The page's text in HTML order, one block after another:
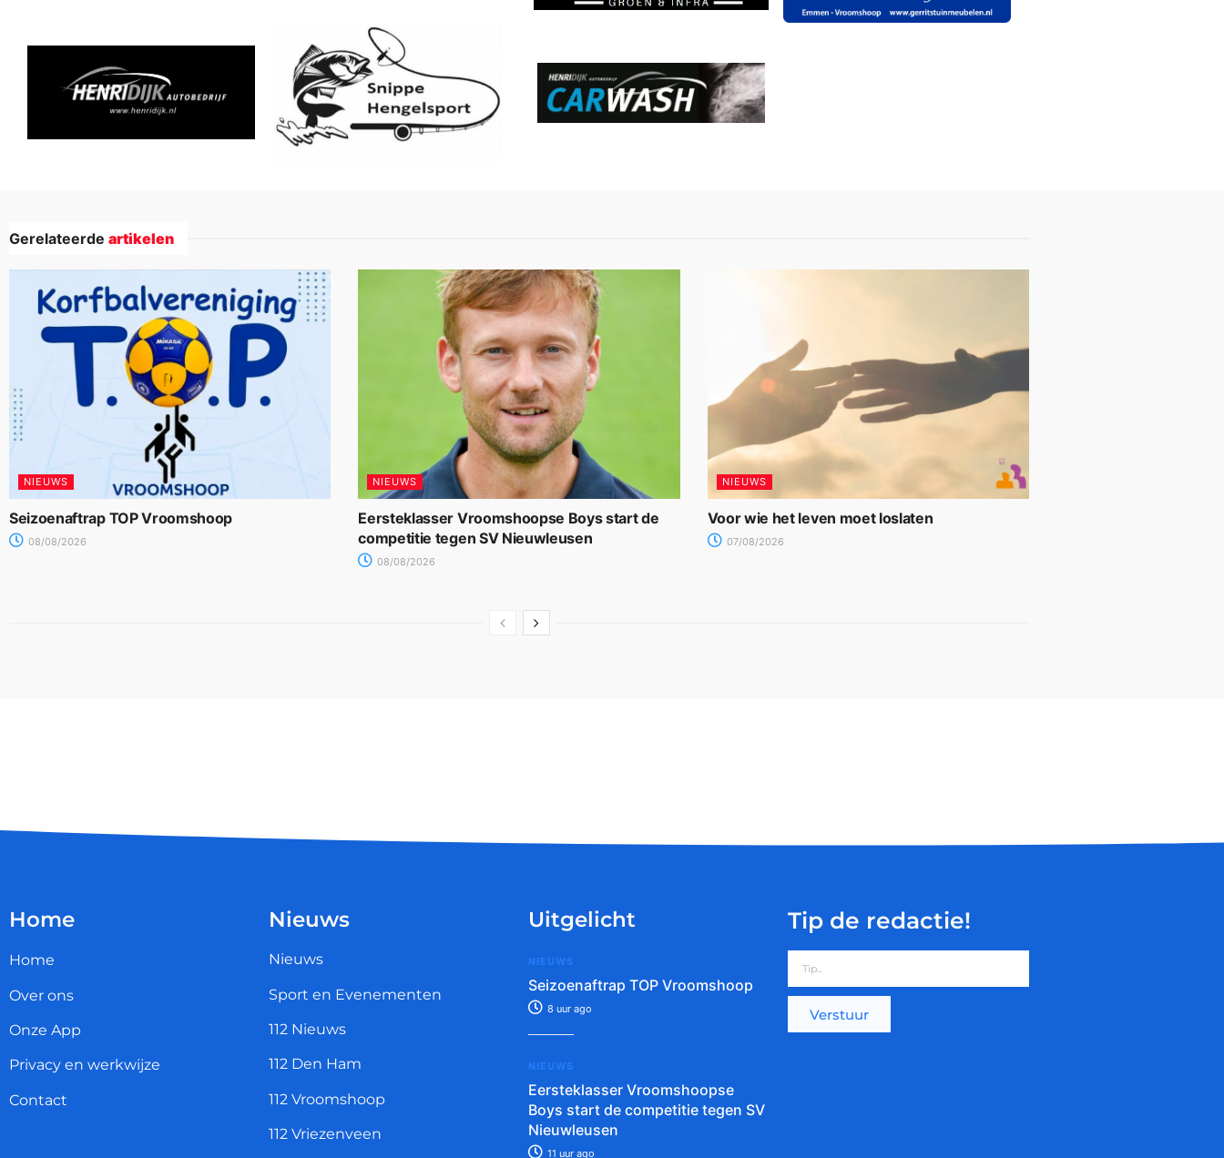
Gerelateerde artikelen
NIEUWS
Seizoenaftrap TOP Vroomshoop
08/08/2026
NIEUWS
Eersteklasser Vroomshoopse Boys start de
competitie tegen SV Nieuwleusen
08/08/2026
NIEUWS
Voor wie het leven moet loslaten
07/08/2026
Home
Home
Over ons
Onze App
Privacy en werkwijze
Contact
Nieuws
Nieuws
Sport en Evenementen
112 Nieuws
112 Den Ham
112 Vroomshoop
112 Vriezenveen
Uitgelicht
NIEUWS
Seizoenaftrap TOP Vroomshoop
8 uur ago
NIEUWS
Eersteklasser Vroomshoopse
Boys start de competitie tegen SV
Nieuwleusen
11 uur ago
Tip de redactie!
Verstuur